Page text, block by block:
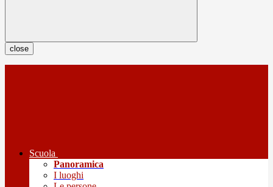
close
Scuola
Panoramica
I luoghi